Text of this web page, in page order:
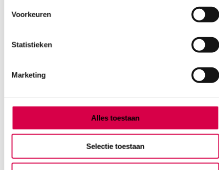
Voorkeuren
Statistieken
Marketing
Alles toestaan
Selectie toestaan
WELCH ALLYN
3 tot 5 werkdagen